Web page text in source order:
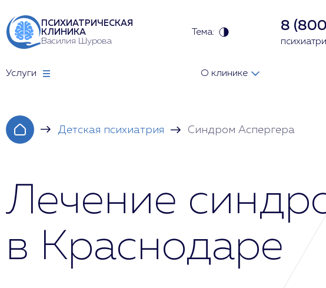
ПСИХИАТРИЧЕСКАЯ
КЛИНИКА
Василия Шурова
Тема: 8
Услуги О клинике
Детская психиатрия Синдром Аспергера
Лечение
в Краснодаре